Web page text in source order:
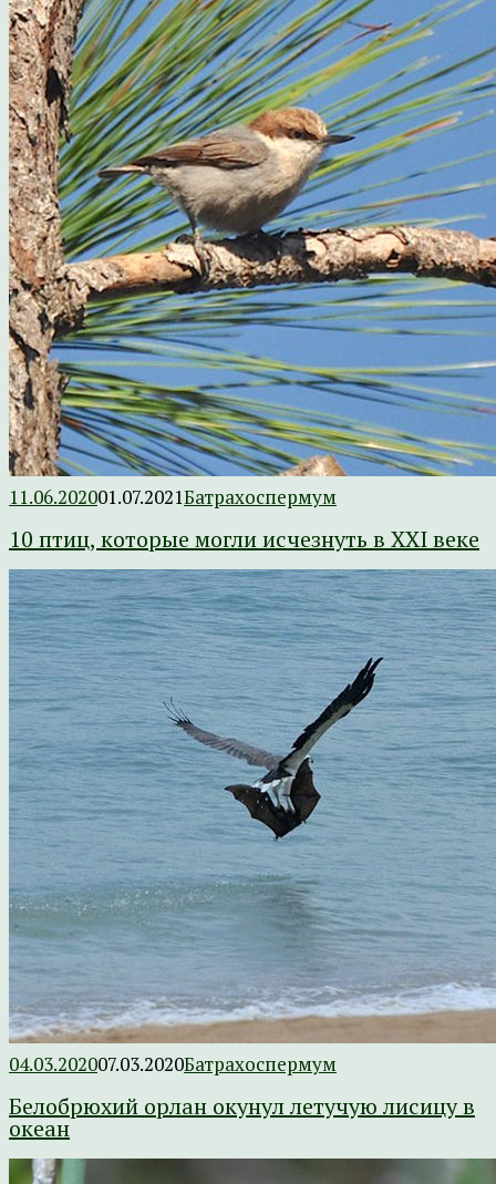
11.06.202001.07.2021Батрахоспермум
10 птиц, которые могли исчезнуть в XXI веке
04.03.202007.03.2020Батрахоспермум
Белобрюхий орлан окунул летучую лисицу в
океан